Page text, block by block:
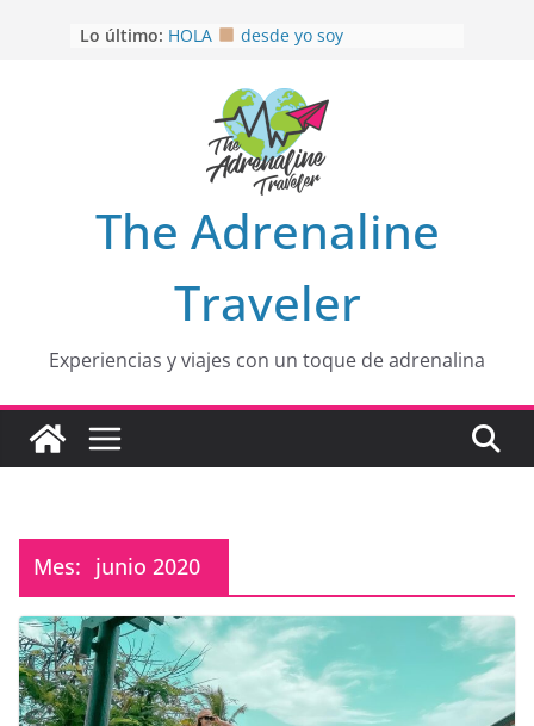
Lo último: HOLA
desde yo soy
EL SENDERO DEL CACAO: Excelente
opción
HOSPEDAJE AL NATURALSHH !!
OTRA PERSPECTIVA de RÍO EL
MULITO!
The Adrenaline
Traveler
Experiencias y viajes con un toque de adrenalina
Mes: junio 2020